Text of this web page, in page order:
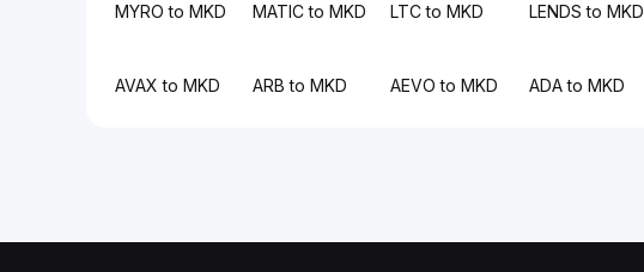
MYRO to MKD MATIC to MKD LTC to MKD LENDS to MKD
AVAX to MKD ARB to MKD AEVO to MKD ADA to MKD